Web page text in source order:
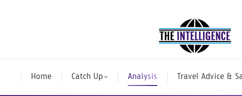
Home Catch Up Analysis Travel Advice &